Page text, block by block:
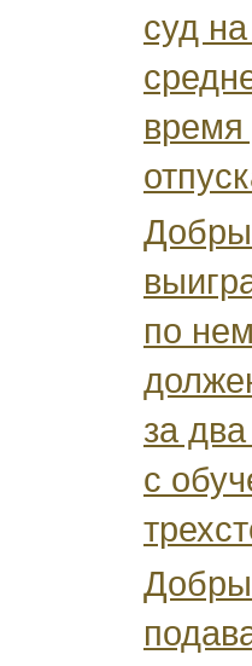
суд
время
по
за
с